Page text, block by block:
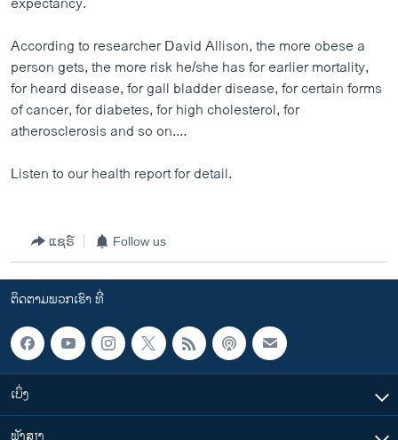
ວິທະຍາສາດ-ເທັກໂນໂລຈີ
ທຸລະກິດ
ພາສາອັງກິດ
ສຽງ
ລາຍງານ
ຕິດຕາມພວກເຮົາ ທີ່
According to researcher David Allison, the more obese a
person gets, the more risk he/she has for earlier mortality,
for heard disease, for gall bladder disease, for certain forms
of cancer, for diabetes, for high cholesterol, for
atherosclerosis and so on....
Listen to our health report for detail.
ແຊຣ໌ Follow us
ຕິດຕາມພວກເຮົາ ທີ່
ເບິ່ງ